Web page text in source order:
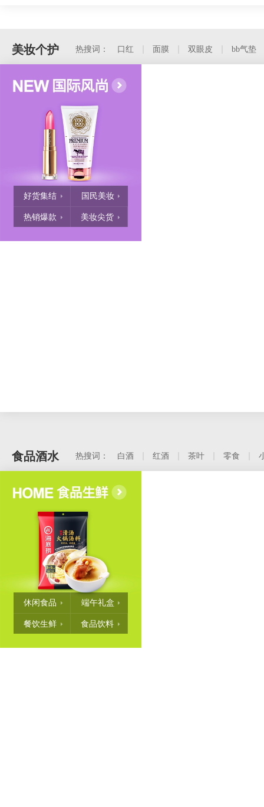
美妆个护 热搜词： 口红 面膜 双眼皮 bb气垫
好货集结 国民美妆
热销爆款 美妆尖货
食品酒水 热搜词： 白酒 红酒 茶叶 零食
休闲食品 端午礼盒
餐饮生鲜 食品饮料